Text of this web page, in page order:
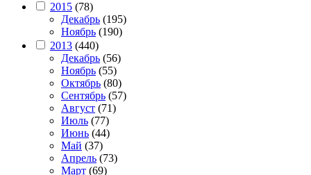
2015 (78)
Декабрь (195)
Ноябрь (190)
2013 (440)
Декабрь (56)
Ноябрь (55)
Октябрь (80)
Сентябрь (57)
Август (71)
Июль (77)
Июнь (44)
Май (37)
Апрель (73)
Март (69)